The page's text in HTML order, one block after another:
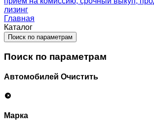
Главная
Каталог
Поиск по параметрам
Поиск по параметрам
Автомобилей Очистить
Марка